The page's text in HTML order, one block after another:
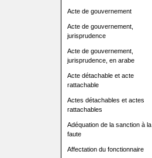
Acte de gouvernement
Acte de gouvernement,
jurisprudence
Acte de gouvernement,
jurisprudence, en arabe
Acte détachable et acte
rattachable
Actes détachables et actes
rattachables
Adéquation de la sanction à la
faute
Affectation du fonctionnaire